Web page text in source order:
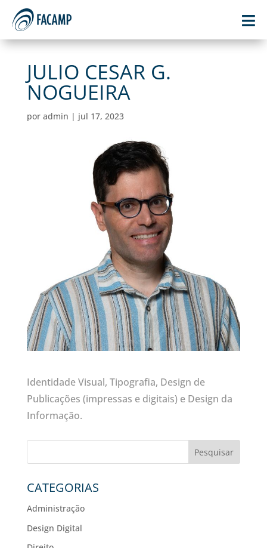

JULIO CESAR G.
NOGUEIRA
por admin | jul 17, 2023
Identidade Visual, Tipografia, Design de
Publicações (impressas e digitais) e Design da
Informação.
Pesquisar
CATEGORIAS
Administração
Design Digital